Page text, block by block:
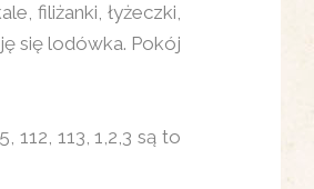
filiżanki, łyżeczki,
się lodówka. Pokój
112, 113, 1,2,3 są to